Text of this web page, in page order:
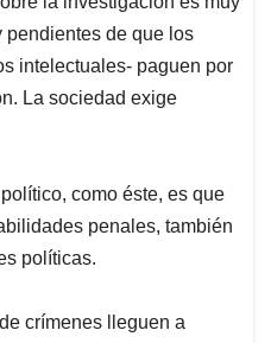
pendientes de que los
intelectuales- paguen por
La sociedad exige
como éste, es que
penales, también
políticas.
crímenes lleguen a